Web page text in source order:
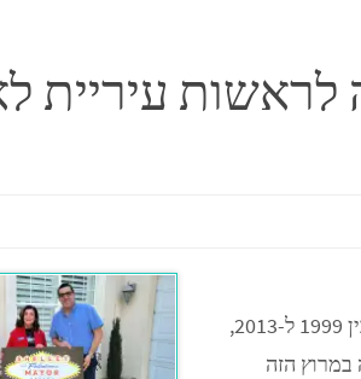
לראשות עיריית
שלי ברקלי, שכיהנה כחברת הקונגרס היהודיה הראשונה מטעם נבדה בין 1999 ל-2013,
רואה במרוץ הזה